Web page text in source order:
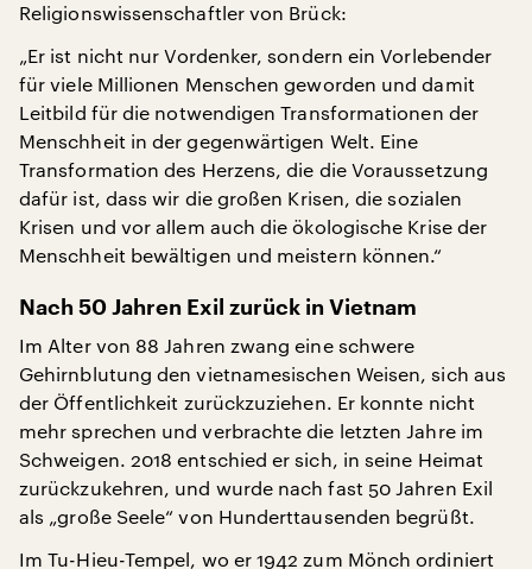
Religionswissenschaftler von Brück:
„Er ist nicht nur Vordenker, sondern ein Vorlebender
für viele Millionen Menschen geworden und damit
Leitbild für die notwendigen Transformationen der
Menschheit in der gegenwärtigen Welt. Eine
Transformation des Herzens, die die Voraussetzung
dafür ist, dass wir die großen Krisen, die sozialen
Krisen und vor allem auch die ökologische Krise der
Menschheit bewältigen und meistern können.“
Nach 50 Jahren Exil zurück in Vietnam
Im Alter von 88 Jahren zwang eine schwere
Gehirnblutung den vietnamesischen Weisen, sich aus
der Öffentlichkeit zurückzuziehen. Er konnte nicht
mehr sprechen und verbrachte die letzten Jahre im
Schweigen. 2018 entschied er sich, in seine Heimat
zurückzukehren, und wurde nach fast 50 Jahren Exil
als „große Seele“ von Hunderttausenden begrüßt.
Im Tu-Hieu-Tempel, wo er 1942 zum Mönch ordiniert